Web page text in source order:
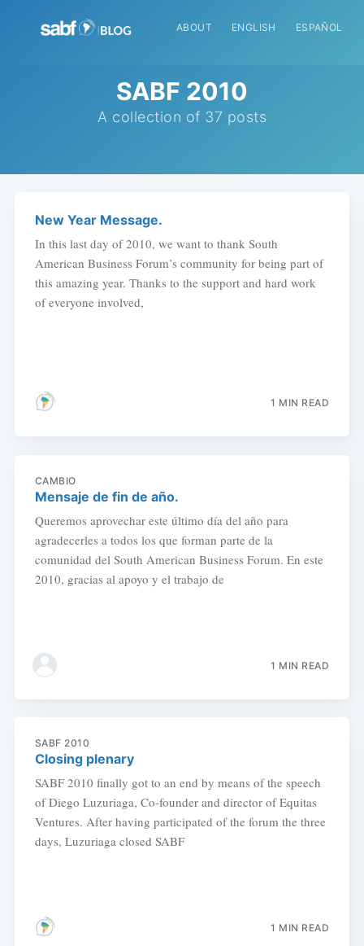
ABOUT ENGLISH ESPAÑOL
SABF 2010
A collection of 37 posts
New Year Message.
In this last day of 2010, we want to thank South
American Business Forum’s community for being part of
this amazing year. Thanks to the support and hard work
of everyone involved,
1 MIN READ
CAMBIO
Mensaje de fin de año.
Queremos aprovechar este último día del año para
agradecerles a todos los que forman parte de la
comunidad del South American Business Forum. En este
2010, gracias al apoyo y el trabajo de
1 MIN READ
SABF 2010
Closing plenary
SABF 2010 finally got to an end by means of the speech
of Diego Luzuriaga, Co-founder and director of Equitas
Ventures. After having participated of the forum the three
days, Luzuriaga closed SABF
1 MIN READ